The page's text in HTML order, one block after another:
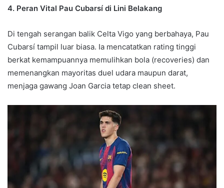
4. Peran Vital Pau Cubarsí di Lini Belakang
Di tengah serangan balik Celta Vigo yang berbahaya, Pau
Cubarsí tampil luar biasa. Ia mencatatkan rating tinggi
berkat kemampuannya memulihkan bola (recoveries) dan
memenangkan mayoritas duel udara maupun darat,
menjaga gawang Joan Garcia tetap clean sheet.